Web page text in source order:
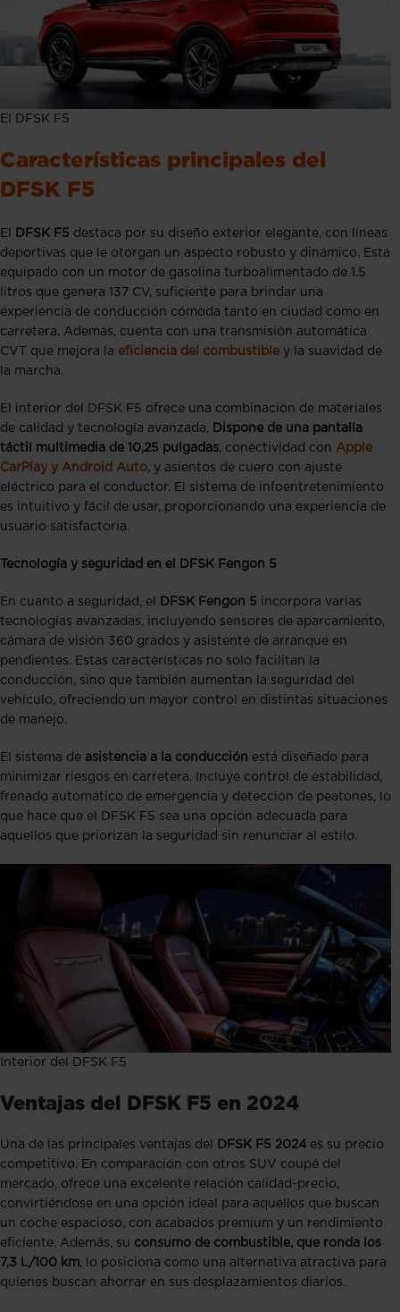
El DFSK F5
Características principales del
DFSK F5
El DFSK F5 destaca por su diseño exterior elegante, con líneas
deportivas que le otorgan un aspecto robusto y dinámico. Está
equipado con un motor de gasolina turboalimentado de 1.5
litros que genera 137 CV, suficiente para brindar una
experiencia de conducción cómoda tanto en ciudad como en
carretera. Además, cuenta con una transmisión automática
CVT que mejora la eficiencia del combustible y la suavidad de
la marcha.
El interior del DFSK F5 ofrece una combinación de materiales
de calidad y tecnología avanzada. Dispone de una pantalla
táctil multimedia de 10,25 pulgadas, conectividad con Apple
CarPlay y Android Auto, y asientos de cuero con ajuste
eléctrico para el conductor. El sistema de infoentretenimiento
es intuitivo y fácil de usar, proporcionando una experiencia de
usuario satisfactoria.
Tecnología y seguridad en el DFSK Fengon 5
En cuanto a seguridad, el DFSK Fengon 5 incorpora varias
tecnologías avanzadas, incluyendo sensores de aparcamiento,
cámara de visión 360 grados y asistente de arranque en
pendientes. Estas características no solo facilitan la
conducción, sino que también aumentan la seguridad del
vehículo, ofreciendo un mayor control en distintas situaciones
de manejo.
El sistema de asistencia a la conducción está diseñado para
minimizar riesgos en carretera. Incluye control de estabilidad,
frenado automático de emergencia y detección de peatones, lo
que hace que el DFSK F5 sea una opción adecuada para
aquellos que priorizan la seguridad sin renunciar al estilo.
Interior del DFSK F5
Ventajas del DFSK F5 en 2024
Una de las principales ventajas del DFSK F5 2024 es su precio
competitivo. En comparación con otros SUV coupé del
mercado, ofrece una excelente relación calidad-precio,
convirtiéndose en una opción ideal para aquellos que buscan
un coche espacioso, con acabados premium y un rendimiento
eficiente. Además, su consumo de combustible, que ronda los
7,3 L/100 km, lo posiciona como una alternativa atractiva para
quienes buscan ahorrar en sus desplazamientos diarios.